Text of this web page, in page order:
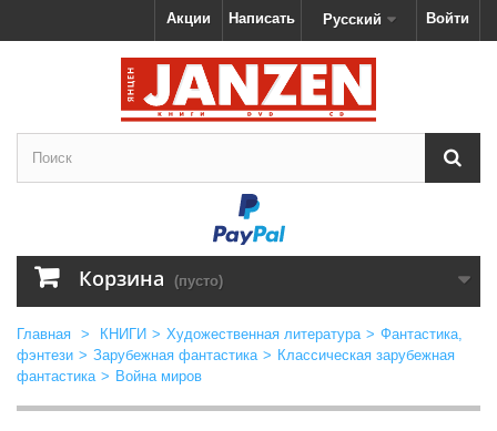
Войти
Русский
Написать
Акции
Корзина (пусто)
Главная > КНИГИ > Художественная литература > Фантастика,
фэнтези > Зарубежная фантастика > Классическая зарубежная
фантастика > Война миров